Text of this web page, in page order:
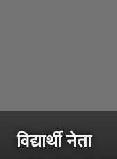
विद्यार्थी नेता